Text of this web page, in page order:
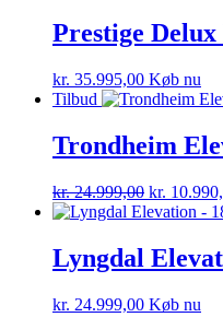
Prestige
kr. 35.995,00 Køb nu
Tilbud
Trondheim
kr.24.999,00 kr.
Lyngdal
kr. 24.999,00 Køb nu